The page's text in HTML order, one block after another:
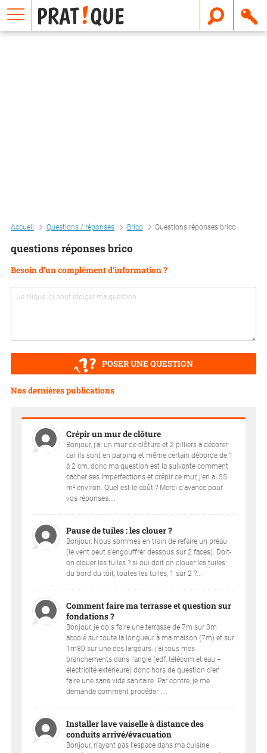
Accueil Questions / réponses Brico Questions réponses brico
questions réponses brico
Besoin d'un complément d'information ?
POSER UNE QUESTION
Nos dernières publications
Crépir un mur de clôture
Bonjour, j'ai un mur de clôture et 2 pilliers à décorer
car ils sont en parping et même certain déborde de 1
à 2 cm, donc ma question est la suivante comment
cacher ses imperfections et crépir ce mur, j'en ai 55
m² environ. Quel est le coût ? Merci d'avance pour
vos réponses....
Pause de tuiles : les clouer ?
Bonjour, Nous sommes en train de refaire un préau
(le vent peut s'engouffrer dessous sur 2 faces). Doit-
on clouer les tuiles ? si oui doit on clouer les tuiles
du bord du toit, toutes les tuiles, 1 sur 2 ?...
Comment faire ma terrasse et question sur
fondations ?
Bonjour, je dois faire une terrasse de 7m sur 3m
accolé sur toute la longueur à ma maison (7m) et sur
1m80 sur une des largeurs. j'ai tous mes
branchements dans l'angle (edf, télécom et eau +
électricité extérieure) donc hors de question d'en
faire une sans vide sanitaire. Par contre, je me
demande comment procéder :...
Installer lave vaiselle à distance des
conduits arrivé/évacuation
Bonjour, n'ayant pas l'espace dans ma cuisine
E
m
a